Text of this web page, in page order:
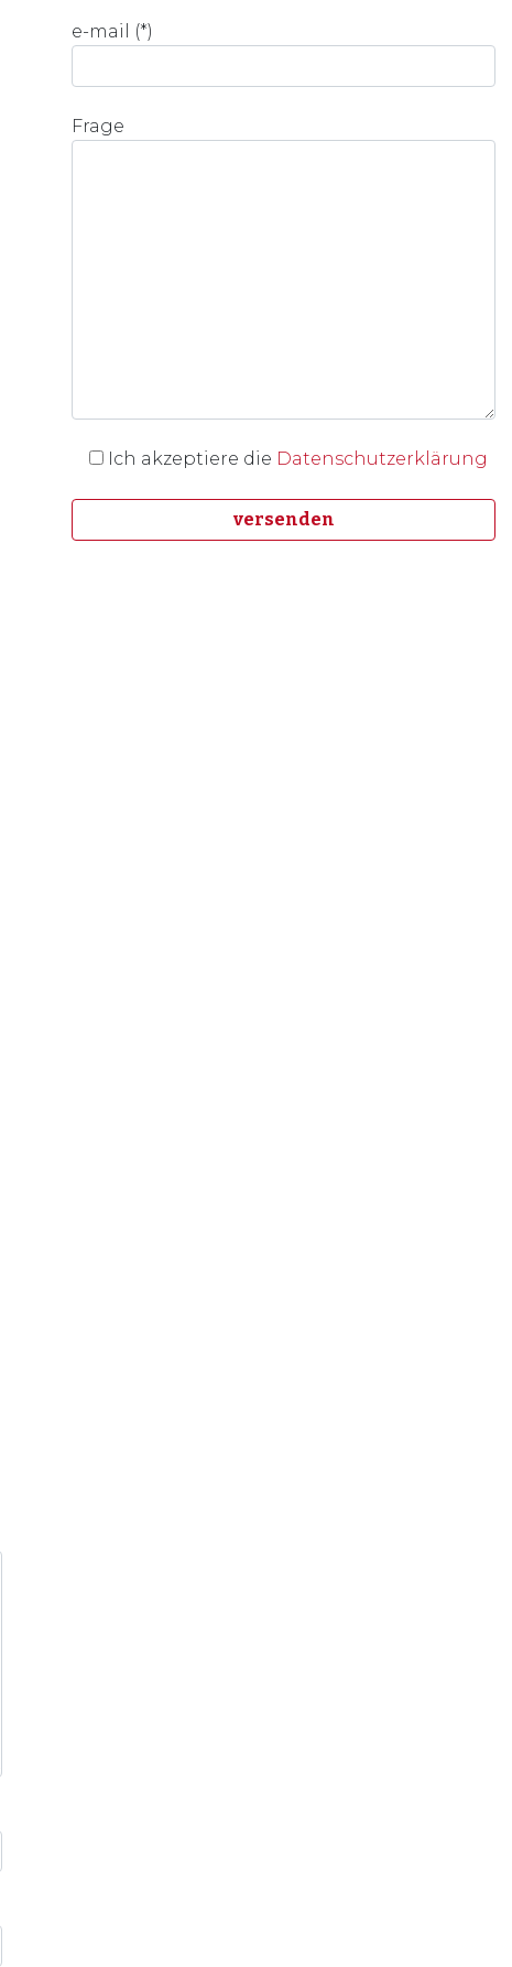
e-mail (*)
Frage
Ich akzeptiere die Datenschutzerklärung